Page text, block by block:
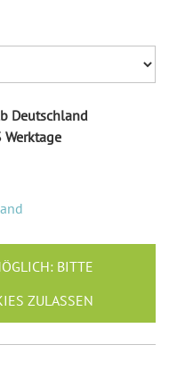
Deutschland
BITTE
ZULASSEN